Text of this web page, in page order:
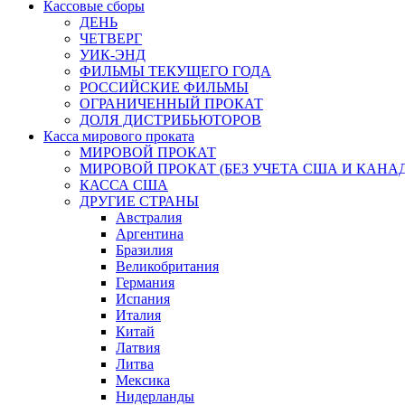
Кассовые сборы
ДЕНЬ
ЧЕТВЕРГ
УИК-ЭНД
ФИЛЬМЫ ТЕКУЩЕГО ГОДА
РОССИЙСКИЕ ФИЛЬМЫ
ОГРАНИЧЕННЫЙ ПРОКАТ
ДОЛЯ ДИСТРИБЬЮТОРОВ
Касса мирового проката
МИРОВОЙ ПРОКАТ
МИРОВОЙ ПРОКАТ (БЕЗ УЧЕТА США И
КАССА США
ДРУГИЕ СТРАНЫ
Австралия
Аргентина
Бразилия
Великобритания
Германия
Испания
Италия
Китай
Латвия
Литва
Мексика
Нидерланды